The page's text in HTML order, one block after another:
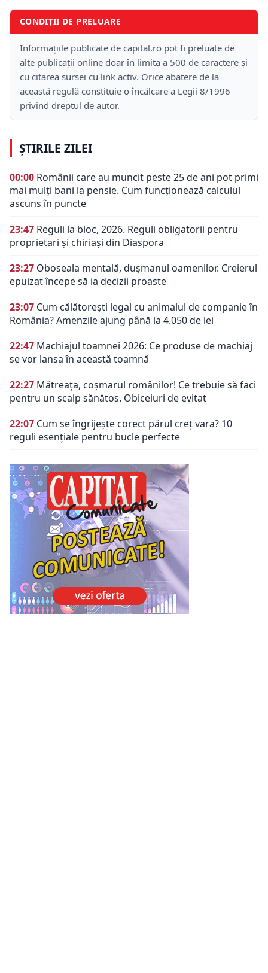
CONDIȚII DE PRELUARE
Informațiile publicate de capital.ro pot fi preluate de
alte publicații online doar în limita a 500 de caractere și
cu citarea sursei cu link activ. Orice abatere de la
această regulă constituie o încălcare a Legii 8/1996
privind dreptul de autor.
ȘTIRILE ZILEI
00:00 Românii care au muncit peste 25 de ani pot primi
mai mulți bani la pensie. Cum funcționează calculul
ascuns în puncte
23:47 Reguli la bloc, 2026. Reguli obligatorii pentru
proprietari și chiriași din Diaspora
23:27 Oboseala mentală, dușmanul oamenilor. Creierul
epuizat începe să ia decizii proaste
23:07 Cum călătorești legal cu animalul de companie în
România? Amenzile ajung până la 4.050 de lei
22:47 Machiajul toamnei 2026: Ce produse de machiaj
se vor lansa în această toamnă
22:27 Mătreața, coșmarul românilor! Ce trebuie să faci
pentru un scalp sănătos. Obiceiuri de evitat
22:07 Cum se îngrijește corect părul creț vara? 10
reguli esențiale pentru bucle perfecte